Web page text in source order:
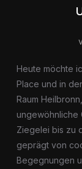
Heute möchte
Place und in
Raum
ungewöhnliche
Ziegelei bis zu
geprägt von
Begegnungen